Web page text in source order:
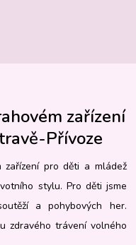
zařízení
Přívoze
zařízení pro děti a mládež
stylu. Pro děti jsme
a pohybových her.
zdravého trávení volného